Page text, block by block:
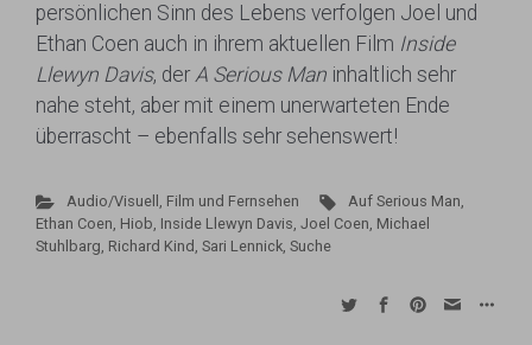
persönlichen Sinn des Lebens verfolgen Joel und
Ethan Coen auch in ihrem aktuellen Film Inside
Llewyn Davis, der A Serious Man inhaltlich sehr
nahe steht, aber mit einem unerwarteten Ende
überrascht – ebenfalls sehr sehenswert!
Audio/Visuell , Film und Fernsehen Auf Serious Man,
Ethan Coen, Hiob, Inside Llewyn Davis, Joel Coen, Michael
Stuhlbarg, Richard Kind , Sari Lennick, Suche